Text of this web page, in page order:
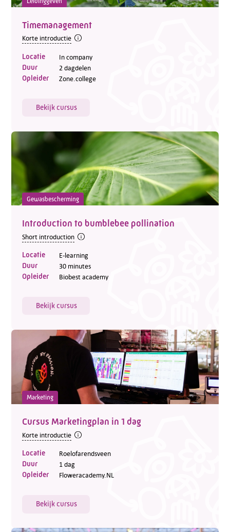
Telefoon:
088 - 329 20 70
E-mail:
Adviesgesprek
Contactformulier
Timemanagement
Korte introductie
Locatie In company
Duur 2 dagdelen
Opleider Zone.college
Bekijk cursus
Gewasbescherming
Introduction to bumblebee pollination
Short introduction
Locatie E-learning
Duur 30 minutes
Opleider Biobest academy
Bekijk cursus
Marketing
Cursus Marketingplan in 1 dag
Korte introductie
Locatie Roelofarendsveen
Duur 1 dag
Opleider Floweracademy.NL
Bekijk cursus